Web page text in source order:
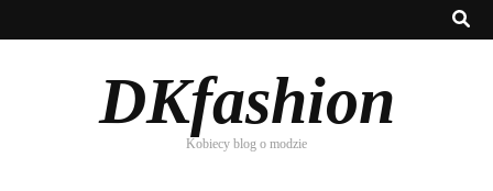
DKfashion
Kobiecy blog o modzie